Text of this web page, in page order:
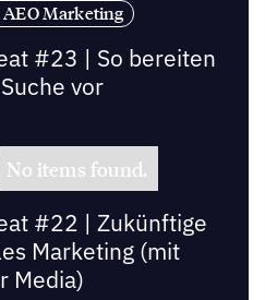
Marketing
#23 | So bereiten
vor
No items found.
#22 | Zukünftige
Marketing (mit
Media)